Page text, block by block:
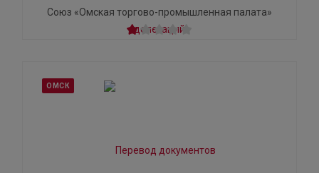
Союз «Омская торгово-промышленная палата»
ОМСК